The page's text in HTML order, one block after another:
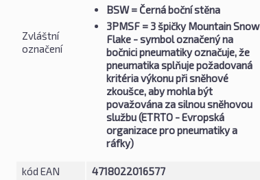
Zvláštní
označení
BSW= Černá boční stěna
3PMSF= 3 špičky Mountain Snow
Flake - symbol označený na
bočnici pneumatiky označuje, že
pneumatika splňuje požadovaná
kritéria výkonu při sněhové
zkoušce, aby mohla být
považována za silnou sněhovou
službu (ETRTO - Evropská
organizace pro pneumatiky a
ráfky)
kód EAN 4718022016577